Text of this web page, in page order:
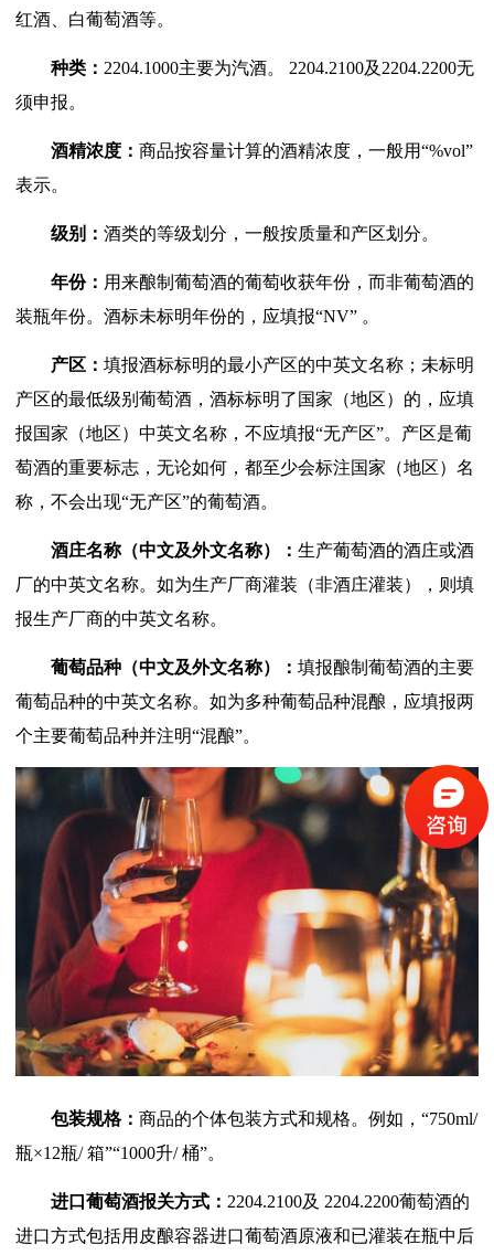
红酒、白葡萄酒等。
种类： 2204.1000主要为汽酒。 2204.2100及 2204.2200无
须申报。
酒精浓度： 商品按容量计算的酒精浓度，一般用“%vol”
表示。
级别： 酒类的等级划分，一般按质量和产区划分。
年份： 用来酿制葡萄酒的葡萄收获年份，而非葡萄酒的
装瓶年份。酒标未标明年份的，应填报“NV” 。
产区： 填报酒标标明的最小产区的中英文名称；未标明
产区的最低级别葡萄酒，酒标标明了国家（地区）的，应填
报国家（地区）中英文名称，不应填报“无产区”。产区是葡
萄酒的重要标志，无论如何，都至少会标注国家（地区）名
称，不会出现“无产区”的葡萄酒。
酒庄名称（中文及外文名称）： 生产葡萄酒的酒庄或酒
厂的中英文名称。如为生产厂商灌装（非酒庄灌装），则填
报生产厂商的中英文名称。
葡萄品种（中文及外文名称）： 填报酿制葡萄酒的主要
葡萄品种的中英文名称。如为多种葡萄品种混酿，应填报两
个主要葡萄品种并注明“混酿”。
包装规格： 商品的个体包装方式和规格。例如，“750ml/
瓶×12瓶/ 箱”“1000升/ 桶”。
进口葡萄酒报关方式： 2204.2100及 2204.2200葡萄酒的
进口方式包括用皮酿容器进口葡萄酒原液和已灌装在瓶中后